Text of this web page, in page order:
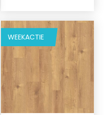
WEEKACTIE